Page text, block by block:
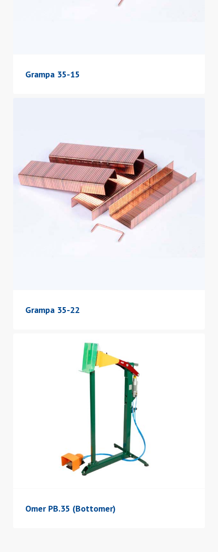
Grampa 35-15
Grampa 35-22
Omer PB.35 (Bottomer)